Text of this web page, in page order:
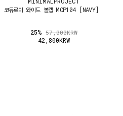
코듀로이 와이드 볼캡 MCP104 [NAVY]
25% 57,000KRW
42,800KRW